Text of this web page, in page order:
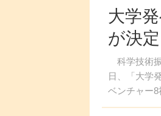
大学
が決
科学技術
日、「大学
ベンチャー8